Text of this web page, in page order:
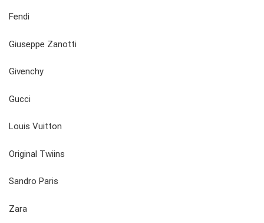
Fendi
Giuseppe Zanotti
Givenchy
Gucci
Louis Vuitton
Original Twiins
Sandro Paris
Zara